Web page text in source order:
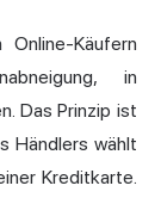
Käufern
in
Das Prinzip ist
Händlers wählt
Kreditkarte.